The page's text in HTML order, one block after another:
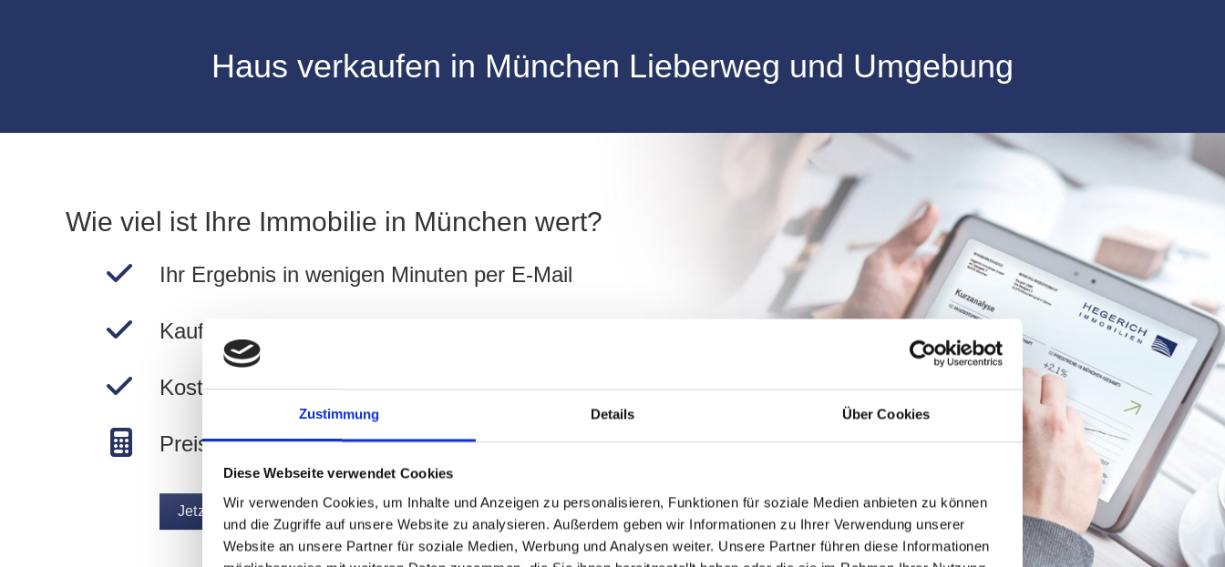
Zustimmung Details Über Cookies
Diese Webseite verwendet Cookies
Wir verwenden Cookies, um Inhalte und Anzeigen zu personalisieren, Funktionen für soziale Medien anbieten zu können
und die Zugriffe auf unsere Website zu analysieren. Außerdem geben wir Informationen zu Ihrer Verwendung unserer
Website an unsere Partner für soziale Medien, Werbung und Analysen weiter. Unsere Partner führen diese Informationen
Haus verkaufen in München Lieberweg und Umgebung
Wie viel ist Ihre Immobilie in München wert?
Ihr Ergebnis in wenigen Minuten per E-Mail
Kauf- und Mietpreise in München
Kostenlos und unverbindlich
Preise in München berechnen!
Jetzt Wert ermitteln